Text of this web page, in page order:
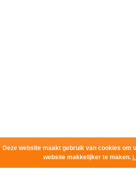
Deze website maakt gebruik van cookies om
website makkelijker te maken.